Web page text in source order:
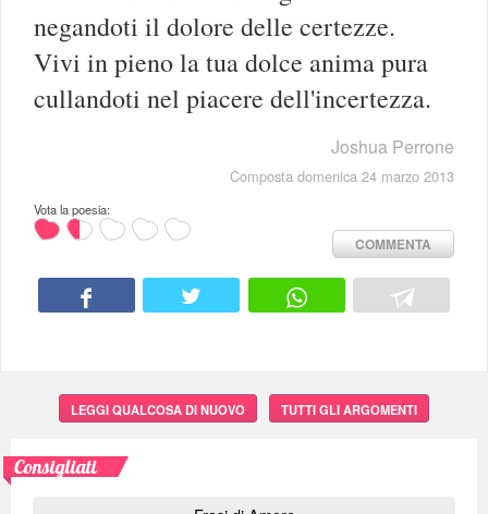
negandoti il dolore delle certezze.
Vivi in pieno la tua dolce anima pura
cullandoti nel piacere dell'incertezza.
Joshua Perrone
Composta domenica 24 marzo 2013
Vota la poesia:
COMMENTA
LEGGI QUALCOSA DI NUOVO TUTTI GLI ARGOMENTI
Consigliati